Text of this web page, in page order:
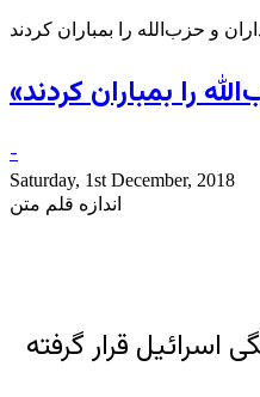
-
Saturday, 1st December, 2018
اندازه قلم متن
قرار گرفته